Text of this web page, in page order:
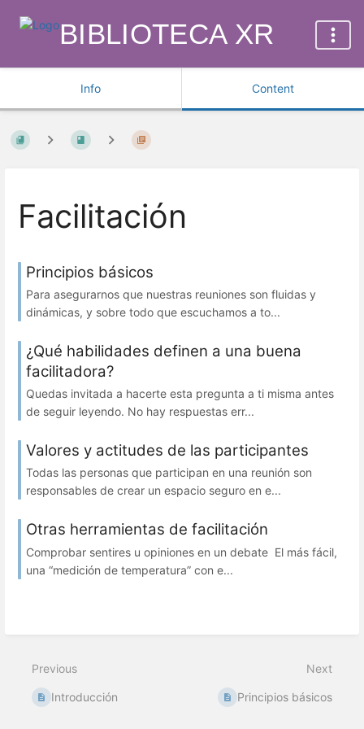
BIBLIOTECA XR
Info Content
Facilitación
Principios básicos
Para asegurarnos que nuestras reuniones son fluidas y
dinámicas, y sobre todo que escuchamos a to...
¿Qué habilidades definen a una buena
facilitadora?
Quedas invitada a hacerte esta pregunta a ti misma antes
de seguir leyendo. No hay respuestas err...
Valores y actitudes de las participantes
Todas las personas que participan en una reunión son
responsables de crear un espacio seguro en e...
Otras herramientas de facilitación
Comprobar sentires u opiniones en un debate El más fácil,
una “medición de temperatura” con e...
Previous
Introducción
Next
Principios básicos